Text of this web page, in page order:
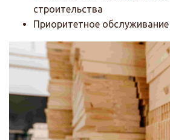
строительства
Приоритетное